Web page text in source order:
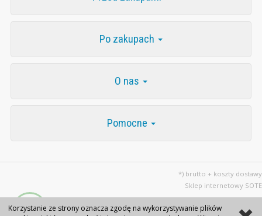
Po zakupach
O nas
Pomocne
*) brutto + koszty dostawy
Sklep internetowy SOTE
Korzystanie ze strony oznacza zgodę na wykorzystywanie plików